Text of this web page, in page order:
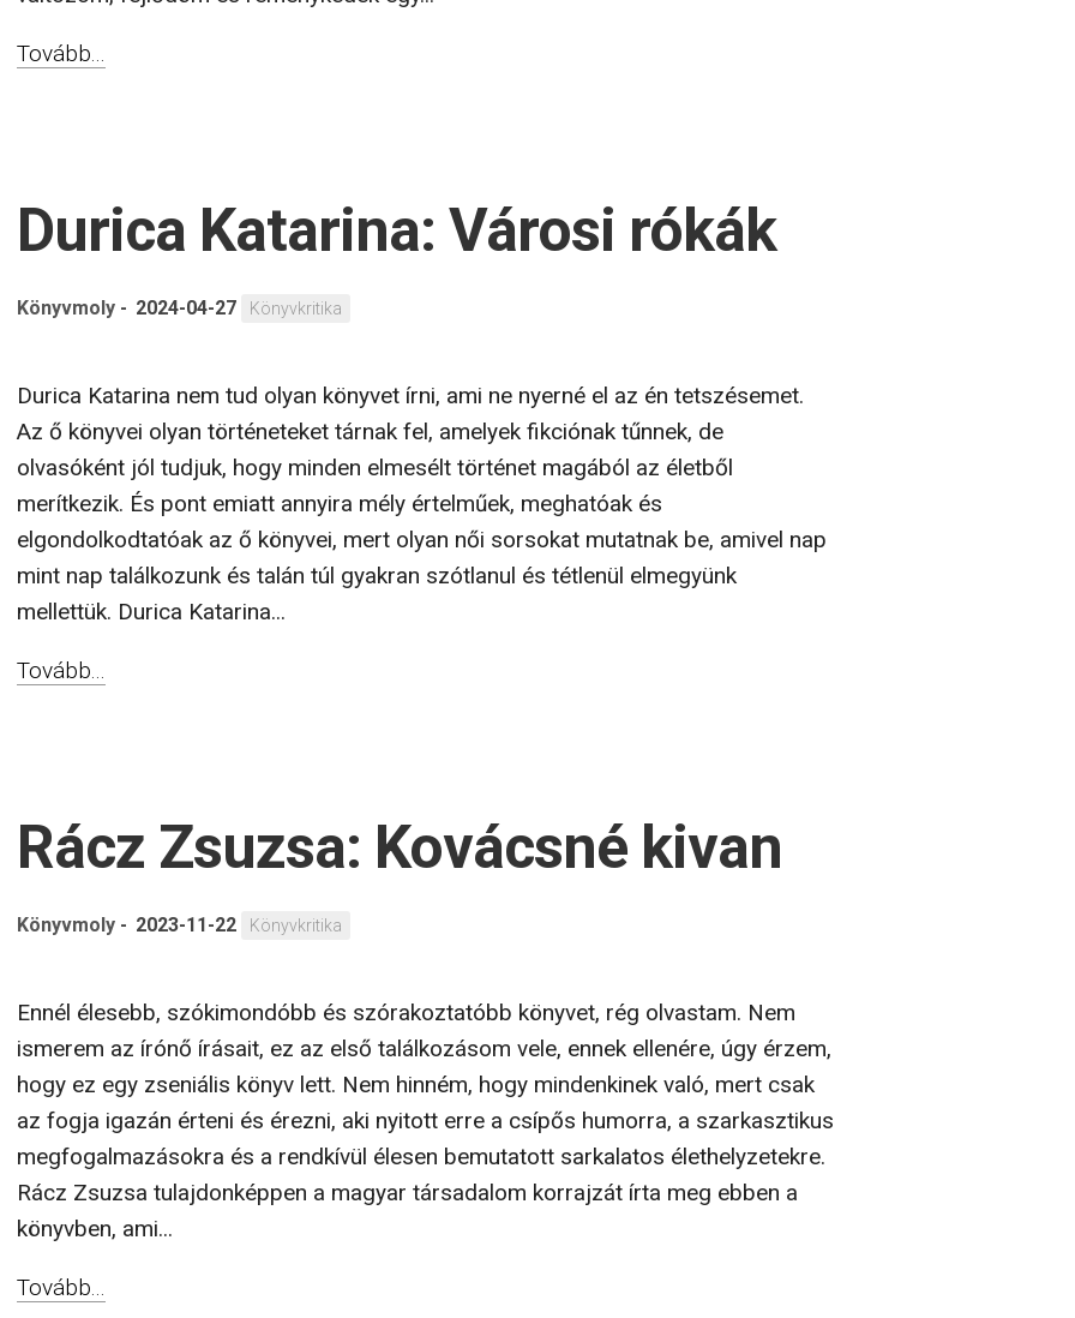
Tovább...
Durica Katarina: Városi rókák
Könyvmoly - 2024-04-27 Könyvkritika
Durica Katarina nem tud olyan könyvet írni, ami ne nyerné el az én tetszésemet.
Az ő könyvei olyan történeteket tárnak fel, amelyek fikciónak tűnnek, de
olvasóként jól tudjuk, hogy minden elmesélt történet magából az életből
merítkezik. És pont emiatt annyira mély értelműek, meghatóak és
elgondolkodtatóak az ő könyvei, mert olyan női sorsokat mutatnak be, amivel nap
mint nap találkozunk és talán túl gyakran szótlanul és tétlenül elmegyünk
mellettük. Durica Katarina...
Tovább...
Rácz Zsuzsa: Kovácsné kivan
Könyvmoly - 2023-11-22 Könyvkritika
Ennél élesebb, szókimondóbb és szórakoztatóbb könyvet, rég olvastam. Nem
ismerem az írónő írásait, ez az első találkozásom vele, ennek ellenére, úgy érzem,
hogy ez egy zseniális könyv lett. Nem hinném, hogy mindenkinek való, mert csak
az fogja igazán érteni és érezni, aki nyitott erre a csípős humorra, a szarkasztikus
megfogalmazásokra és a rendkívül élesen bemutatott sarkalatos élethelyzetekre.
Rácz Zsuzsa tulajdonképpen a magyar társadalom korrajzát írta meg ebben a
könyvben, ami...
Tovább...